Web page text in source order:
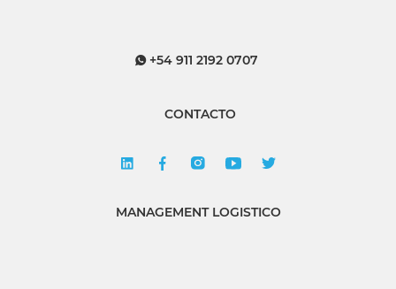
+54 911 2192 0707
CONTACTO
MANAGEMENT LOGISTICO